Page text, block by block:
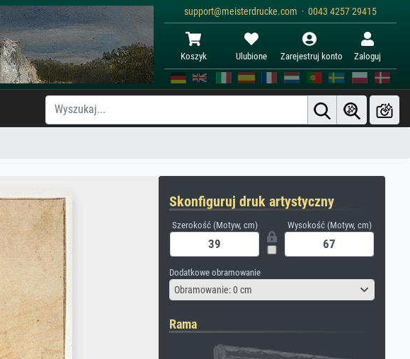
support@meisterdrucke.com · 0043 4257 29415
Koszyk Ulubione Zarejestruj konto Zaloguj
Skonfiguruj druk artystyczny
Szerokość (Motyw, cm) Wysokość (Motyw, cm)
Dodatkowe obramowanie
Obramowanie: 0 cm
Rama